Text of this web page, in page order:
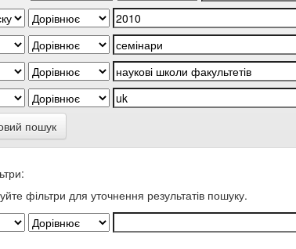
пошук
фільтри для уточнення результатів пошуку.